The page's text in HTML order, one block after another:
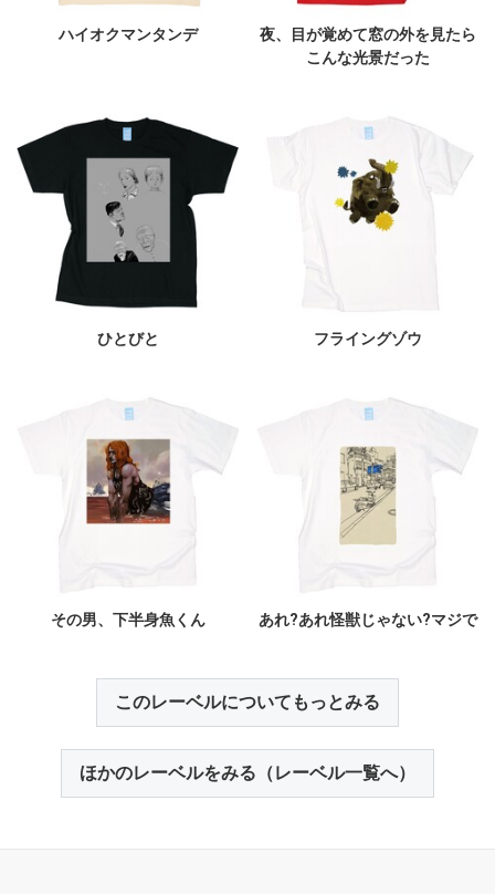
ハイオクマンタンデ
夜、目が覚めて窓の外を見たら
こんな光景だった
ひとびと フライングゾウ
その男、下半身魚くん あれ?あれ怪獣じゃない?マジで
このレーベルについてもっとみる
ほかのレーベルをみる（レーベル一覧へ）